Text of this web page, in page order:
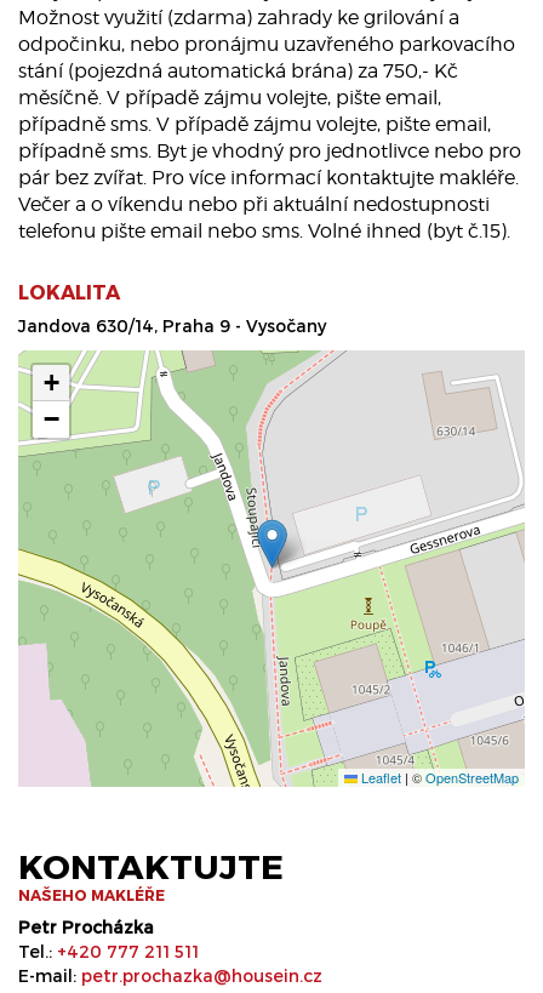
Možnost využití (zdarma) zahrady ke grilování a
odpočinku, nebo pronájmu uzavřeného parkovacího
stání (pojezdná automatická brána) za 750,- Kč
měsíčně. V případě zájmu volejte, pište email,
případně sms. V případě zájmu volejte, pište email,
případně sms. Byt je vhodný pro jednotlivce nebo pro
pár bez zvířat. Pro více informací kontaktujte makléře.
Večer a o víkendu nebo při aktuální nedostupnosti
telefonu pište email nebo sms. Volné ihned (byt č.15).
LOKALITA
Jandova 630/14, Praha 9 - Vysočany
+
−
Leaflet | ©OpenStreetMap
KONTAKTUJTE
NAŠEHO MAKLÉŘE
Petr Procházka
Tel.: +420 777 211 511
E-mail: petr.prochazka@housein.cz